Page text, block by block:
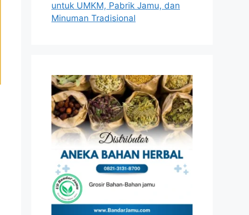
untuk UMKM, Pabrik Jamu, dan
Minuman Tradisional